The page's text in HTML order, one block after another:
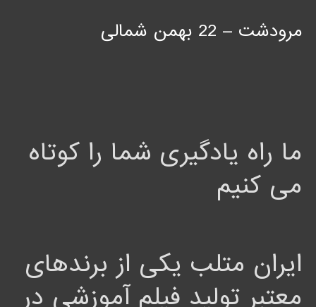
مرودشت – 22 بهمن شمالی
ما راه یادگیری شما را کوتاه
می کنیم
ایران متلب یکی از برندهای
معتبر تولید فیلم آموزشی در